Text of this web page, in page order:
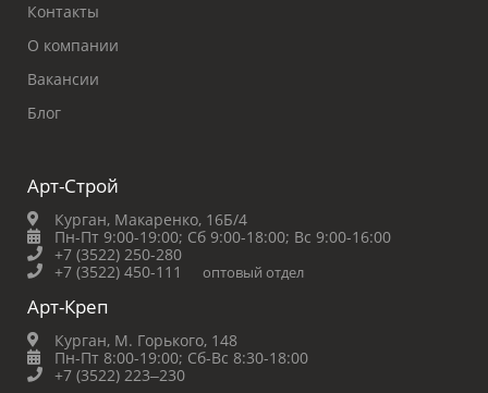
Контакты
О компании
Вакансии
Блог
Арт-Строй
Курган, Макаренко, 16Б/4
Пн-Пт 9:00-19:00; Сб 9:00-18:00; Вс 9:00-16:00
+7 (3522) 250-280
+7 (3522) 450-111
оптовый отдел
Арт-Креп
Курган, М. Горького, 148
Пн-Пт 8:00-19:00; Сб-Вс 8:30-18:00
+7 (3522) 223‒230